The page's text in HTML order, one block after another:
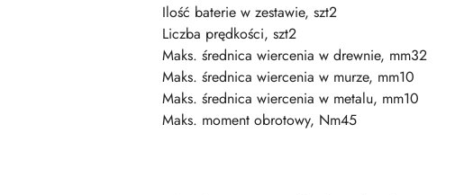
Ilość baterie w zestawie, szt2
Liczba prędkości, szt2
Maks. średnica wiercenia w drewnie, mm32
Maks. średnica wiercenia w murze, mm10
Maks. średnica wiercenia w metalu, mm10
Maks. moment obrotowy, Nm45